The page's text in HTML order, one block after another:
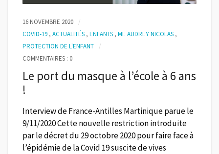
16 NOVEMBRE 2020
COVID-19 , ACTUALITÉS , ENFANTS , ME AUDREY NICOLAS ,
PROTECTION DE L'ENFANT
COMMENTAIRES : 0
Le port du masque à l’école à 6 ans
!
Interview de France-Antilles Martinique parue le
9/11/2020 Cette nouvelle restriction introduite
par le décret du 29 octobre 2020 pour faire face à
l’épidémie de la Covid 19 suscite de vives